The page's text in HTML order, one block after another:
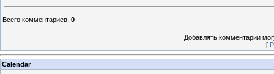
Всего комментариев: 0
Добавлять комментарии
[
Calendar